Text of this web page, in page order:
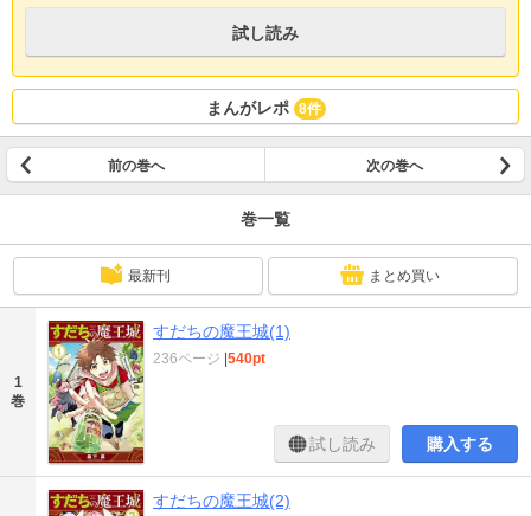
試し読み
まんがレポ 8件
前の巻へ 次の巻へ
巻一覧
最新刊 まとめ買い
1
巻
すだちの魔王城(1)
236ページ 540pt
試し読み 購入する
すだちの魔王城(2)